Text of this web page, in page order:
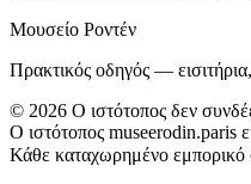
Μουσείο Ροντέν
Πρακτικός οδηγός —
© 2026 Ο ιστότοπος δεν
Ο ιστότοπος museerodin.paris
Κάθε καταχωρημένο εμπορικό